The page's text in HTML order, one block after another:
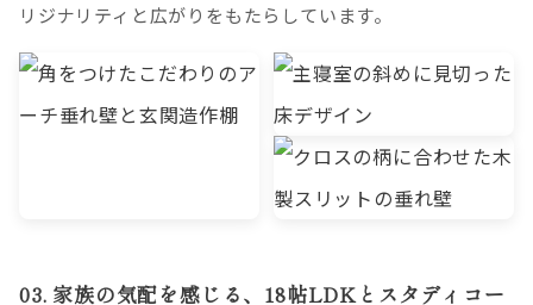
リジナリティと広がりをもたらしています。
03. 家族の気配を感じる、18帖LDKとスタディコー